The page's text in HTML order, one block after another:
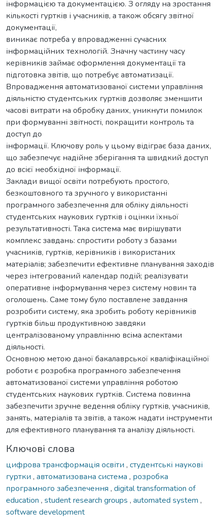
інформацією та документацією. З огляду на зростання
кількості гуртків і учасників, а також обсягу звітної
документації,
виникає потреба у впровадженні сучасних
інформаційних технологій. Значну частину часу
керівників займає оформлення документації та
підготовка звітів, що потребує автоматизації.
Впровадження автоматизованої системи управління
діяльністю студентських гуртків дозволяє зменшити
часові витрати на обробку даних, уникнути помилок
при формуванні звітності, покращити контроль та
доступ до
інформації. Ключову роль у цьому відіграє база даних,
що забезпечує надійне зберігання та швидкий доступ
до всієї необхідної інформації.
Заклади вищої освіти потребують простого,
безкоштовного та зручного у використанні
програмного забезпечення для обліку діяльності
студентських наукових гуртків і оцінки їхньої
результативності. Така система має вирішувати
комплекс завдань: спростити роботу з базами
учасників, гуртків, керівників і використаних
матеріалів; забезпечити ефективне планування заходів
через інтегрований календар подій; реалізувати
оперативне інформування через систему новин та
оголошень. Саме тому було поставлене завдання
розробити систему, яка зробить роботу керівників
гуртків більш продуктивною завдяки
централізованому управлінню всіма аспектами
діяльності.
Основною метою даної бакалаврської кваліфікаційної
роботи є розробка програмного забезпечення
автоматизованої системи управління роботою
студентських наукових гуртків. Система повинна
забезпечити зручне ведення обліку гуртків, учасників,
занять, матеріалів та звітів, а також надати інструменти
для ефективного планування та аналізу діяльності.
Ключові слова
цифрова трансформація освіти , студентські наукові
гуртки , автоматизована система , розробка
програмного забезпечення , digital transformation of
education , student research groups , automated system ,
software development